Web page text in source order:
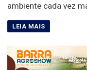
ambiente cada vez